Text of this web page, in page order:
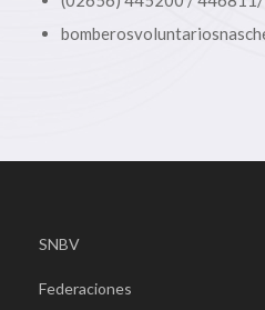
SNBV
Federaciones